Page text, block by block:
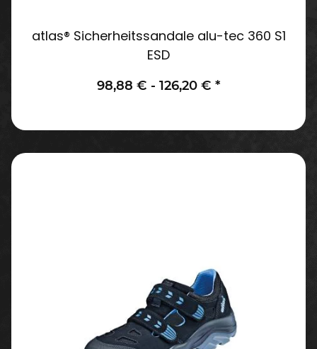
atlas® Sicherheitssandale alu-tec 360 S1
ESD
98,88 € - 126,20 € *